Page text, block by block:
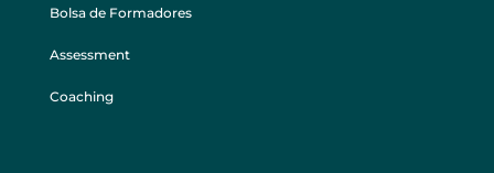
Bolsa de Formadores
Assessment
Coaching